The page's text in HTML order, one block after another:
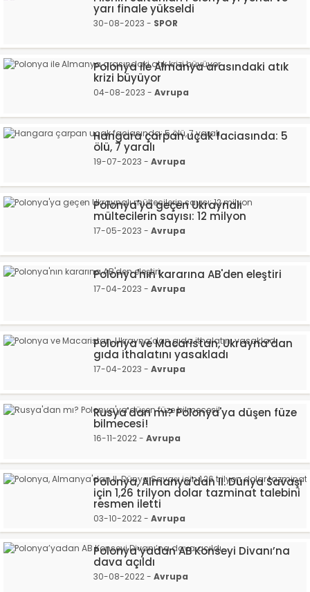
yarı finale yükseldi
30-08-2023 - SPOR
Polonya ile Almanya arasındaki atık
krizi büyüyor
04-08-2023 - Avrupa
Hangara çarpan uçak faciasında: 5
ölü, 7 yaralı
19-07-2023 - Avrupa
Polonya'ya geçen Ukraynalı
mültecilerin sayısı: 12 milyon
17-05-2023 - Avrupa
Polonya'nın kararına AB'den eleştiri
17-04-2023 - Avrupa
Polonya ve Macaristan, Ukrayna’dan
gıda ithalatını yasakladı
17-04-2023 - Avrupa
Rusya'dan mı? Polonya'ya düşen füze
bilmecesi!
16-11-2022 - Avrupa
Polonya, Almanya'dan II. Dünya Savaşı
için 1,26 trilyon dolar tazminat talebini
resmen iletti
03-10-2022 - Avrupa
Polonya’yadan AB Konseyi Divanı’na
dava açıldı
30-08-2022 - Avrupa